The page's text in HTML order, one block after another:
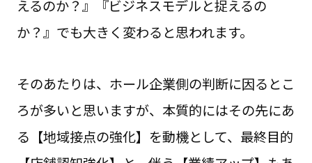
えるのか？』『ビジネスモデルと捉えるの
か？』でも大きく変わると思われます。
そのあたりは、ホール企業側の判断に因るとこ
ろが多いと思いますが、本質的にはその先にあ
る【地域接点の強化】を動機として、最終目的